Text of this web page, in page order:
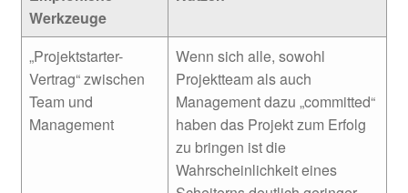
Werkzeuge
„Projektstarter-
Vertrag“ zwischen
Team und
Management
Wenn sich alle, sowohl
Projektteam als auch
Management dazu „committed“
haben das Projekt zum Erfolg
zu bringen ist die
Wahrscheinlichkeit eines